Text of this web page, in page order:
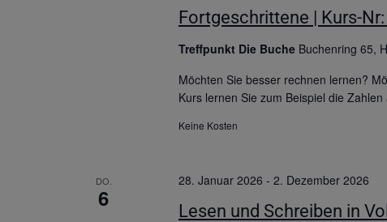
Fortgeschrittene | Kurs-
Treffpunkt Die Buche Buchenring 65,
Möchten Sie besser rechnen lernen?
Kurs lernen Sie zum Beispiel die
Keine Kosten
DO.
6
Lesen und Schreiben in
28. Januar 2026 - 2. Dezember 2026